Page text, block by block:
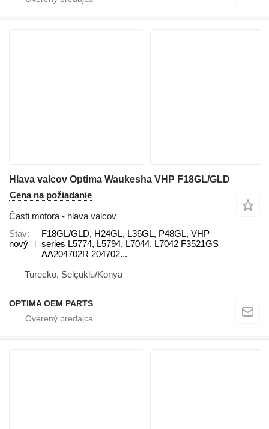
Hlava valcov Optima Waukesha VHP F18GL/GLD
Cena na požiadanie
Časti motora - hlava valcov
Stav
nový
F18GL/GLD, H24GL, L36GL, P48GL, VHP
series L5774, L5794, L7044, L7042 F3521GS
AA204702R 204702...
Turecko, Selçuklu/Konya
OPTIMA OEM PARTS